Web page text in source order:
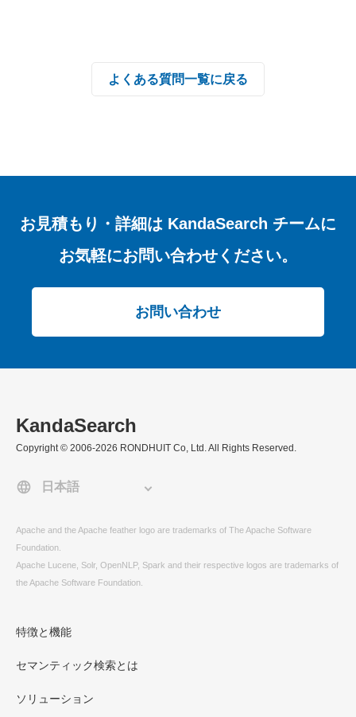
よくある質問一覧に戻る
お見積もり・詳細は KandaSearch チームに
お気軽にお問い合わせください。
お問い合わせ
KandaSearch
Copyright © 2006-2026 RONDHUIT Co, Ltd. All Rights Reserved.
Apache and the Apache feather logo are trademarks of The Apache Software
Foundation.
Apache Lucene, Solr, OpenNLP, Spark and their respective logos are trademarks of
the Apache Software Foundation.
特徴と機能
セマンティック検索とは
ソリューション